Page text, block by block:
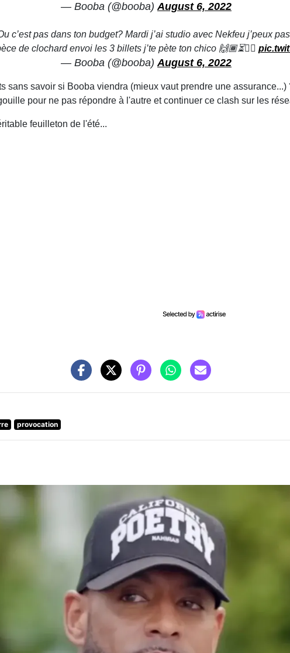
— Booba (@booba)August 6, 2022
c’est pas dans ton budget? Mardi j’ai studio avec Nekfeu j’peux
de clochard envoi les 3 billets j’te pète ton chico 🙌🏾⏳🏴‍☠️
— Booba (@booba)August 6, 2022
sans savoir si Booba viendra (mieux vaut prendre une
pour ne pas répondre à l'autre et continuer ce clash sur les
feuilleton de l'été...
provocation